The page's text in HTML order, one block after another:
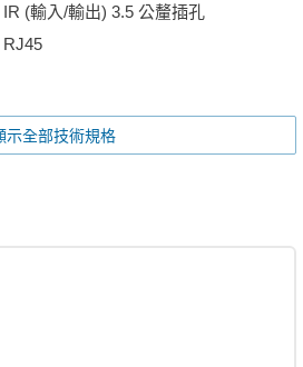
IR (輸入/輸出) 3.5 公釐插孔
RJ45
示全部技術規格